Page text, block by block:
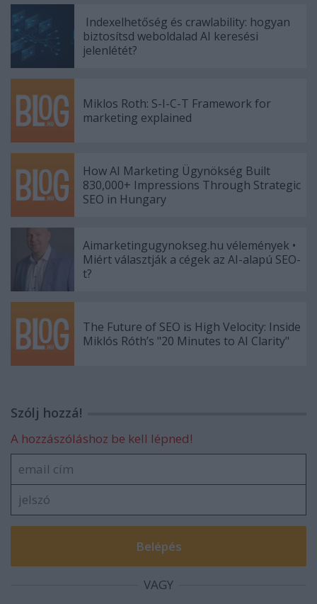
Indexelhetőség és crawlability: hogyan
biztosítsd weboldalad AI keresési
jelenlétét?
Miklos Roth: S-I-C-T Framework for
marketing explained
How AI Marketing Ügynökség Built
830,000+ Impressions Through Strategic
SEO in Hungary
Aimarketingugynokseg.hu vélemények •
Miért választják a cégek az AI-alapú SEO-
t?
The Future of SEO is High Velocity: Inside
Miklós Róth’s "20 Minutes to AI Clarity"
Szólj hozzá!
A hozzászóláshoz be kell lépned!
VAGY